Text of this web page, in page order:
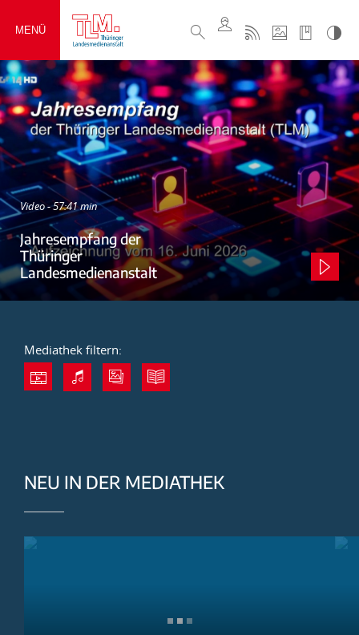
MENÜ
Video - 57:41 min
Jahresempfang der
Thüringer
Landesmedienanstalt
Mediathek filtern:
NEU IN DER MEDIATHEK